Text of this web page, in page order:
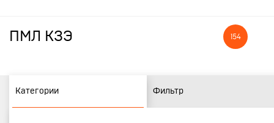
ПМЛ КЗЭ 154
Категории Фильтр